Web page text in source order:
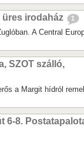
üres irodaház 1
A Central
SZOT szálló,
a Margit hídról
6-8.